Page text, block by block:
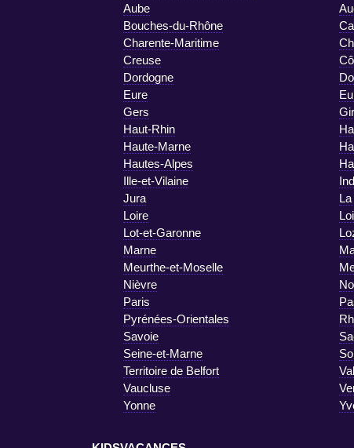
Aube
Bouches-du-Rhône
Charente-Maritime
Creuse
Dordogne
Eure
Gers
Haut-Rhin
Haute-Marne
Hautes-Alpes
Ille-et-Vilaine
Jura
Loire
Lot-et-Garonne
Marne
Meurthe-et-Moselle
Nièvre
Paris
Pyrénées-Orientales
Savoie
Seine-et-Marne
Territoire de Belfort
Vaucluse
Yonne